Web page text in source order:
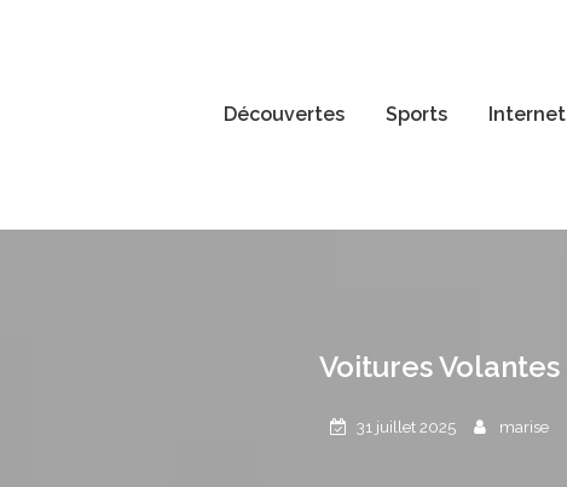
Découvertes Sports Internet
Voitures Volantes
31 juillet 2025 marise